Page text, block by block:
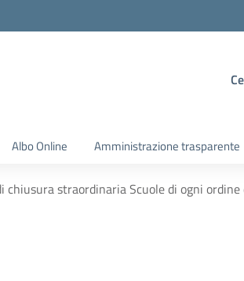
Albo Online Amministrazione trasparente
chiusura straordinaria Scuole di ogni